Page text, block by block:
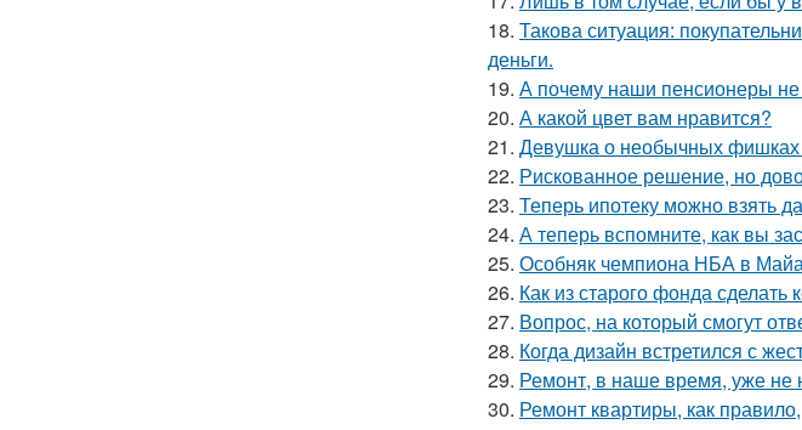
18. Такова ситуация:
деньги.
19. А почему наши пенсионеры не
20. А какой цвет вам нравится?
21. Девушка о необычных фишках
22. Рискованное решение, но
23. Теперь ипотеку можно взять
24. А теперь вспомните, как вы
25. Особняк чемпиона НБА в
26. Как из старого фонда сделать
27. Вопрос, на который смогут
28. Когда дизайн встретился с
29. Ремонт, в наше время, уже не
30. Ремонт квартиры, как